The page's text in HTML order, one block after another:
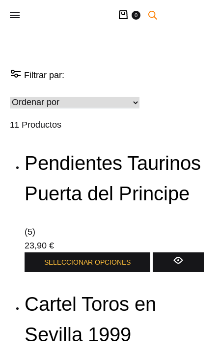
Carrito
0
Filtrar par:
11 Productos
Pendientes Taurinos
Puerta del Principe
(5)
23,90 €
SELECCIONAR OPCIONES
producto
múltiples
variantes.
Cartel Toros en
Sevilla 1999